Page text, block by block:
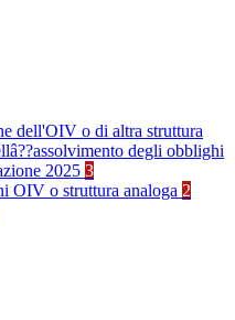
dell'OIV o di altra struttura
degli obblighi
2025 3
OIV o struttura analoga 2